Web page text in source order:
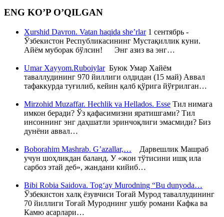
ENG KO’P O’QILGAN
Xurshid Davron. Vatan haqida she’rlar1 сентябрь -
Ўзбекистон Республикасининг Мустақиллик куни.
Айём муборак бўлсин! Энг азиз ва энг…
Umar Xayyom.RuboiylarБуюк Умар Хайём
таваллудининг 970 йиллиги олдидан (15 май) Аввал
тафаккурда туғилиб, кейин қалб қўрига йўғрилган…
Mirzohid Muzaffar. Hechlik va Hellados. Esse Тил нимага
имкон беради? Ўз қафасимизни яратишгами? Тил
инсоннинг энг даҳшатли эринчоқлиги эмасмиди? Биз
дунёни аввал…
Boborahim Mashrab. G’azallar,… Дарвешлик Машраб
учун шоҳликдан баланд. У «жон тўтисини ишқ ила
сарбоз этай деб», жандани кийиб…
Bibi Robia Saidova. Tog‘ay Murodning “Bu dunyoda…
Ўзбекистон халқ ёзувчиси Тоғай Мурод таваллудининг
70 йиллиги Тоғай Муроднинг ушбу романи Кафка ва
Камю асарлари…